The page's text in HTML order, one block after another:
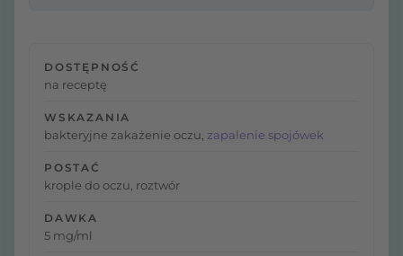
DOSTĘPNOŚĆ
na receptę
WSKAZANIA
bakteryjne zakażenie oczu, zapalenie spojówek
POSTAĆ
krople do oczu, roztwór
DAWKA
5 mg/ml